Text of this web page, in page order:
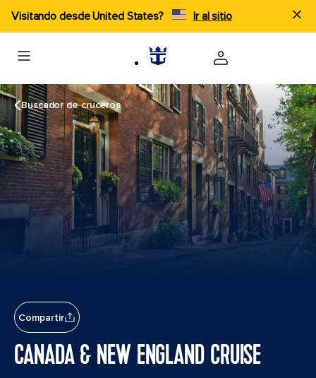
Visitando desde United States? Ir al sitio
Buscador de cruceros
Compartir
CANADA & NEW ENGLAND CRUISE